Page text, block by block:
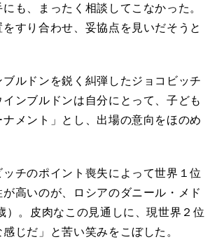
も、まったく相談してこなかった。
すり合わせ、妥協点を見いだそうと
ルドンを鋭く糾弾したジョコビッチ
ンブルドンは自分にとって、子ども
メント」とし、出場の意向をほのめ
チのポイント喪失によって世界１位
高いのが、ロシアのダニール・メド
）。皮肉なこの見通しに、現世界２位
じだ」と苦い笑みをこぼした。